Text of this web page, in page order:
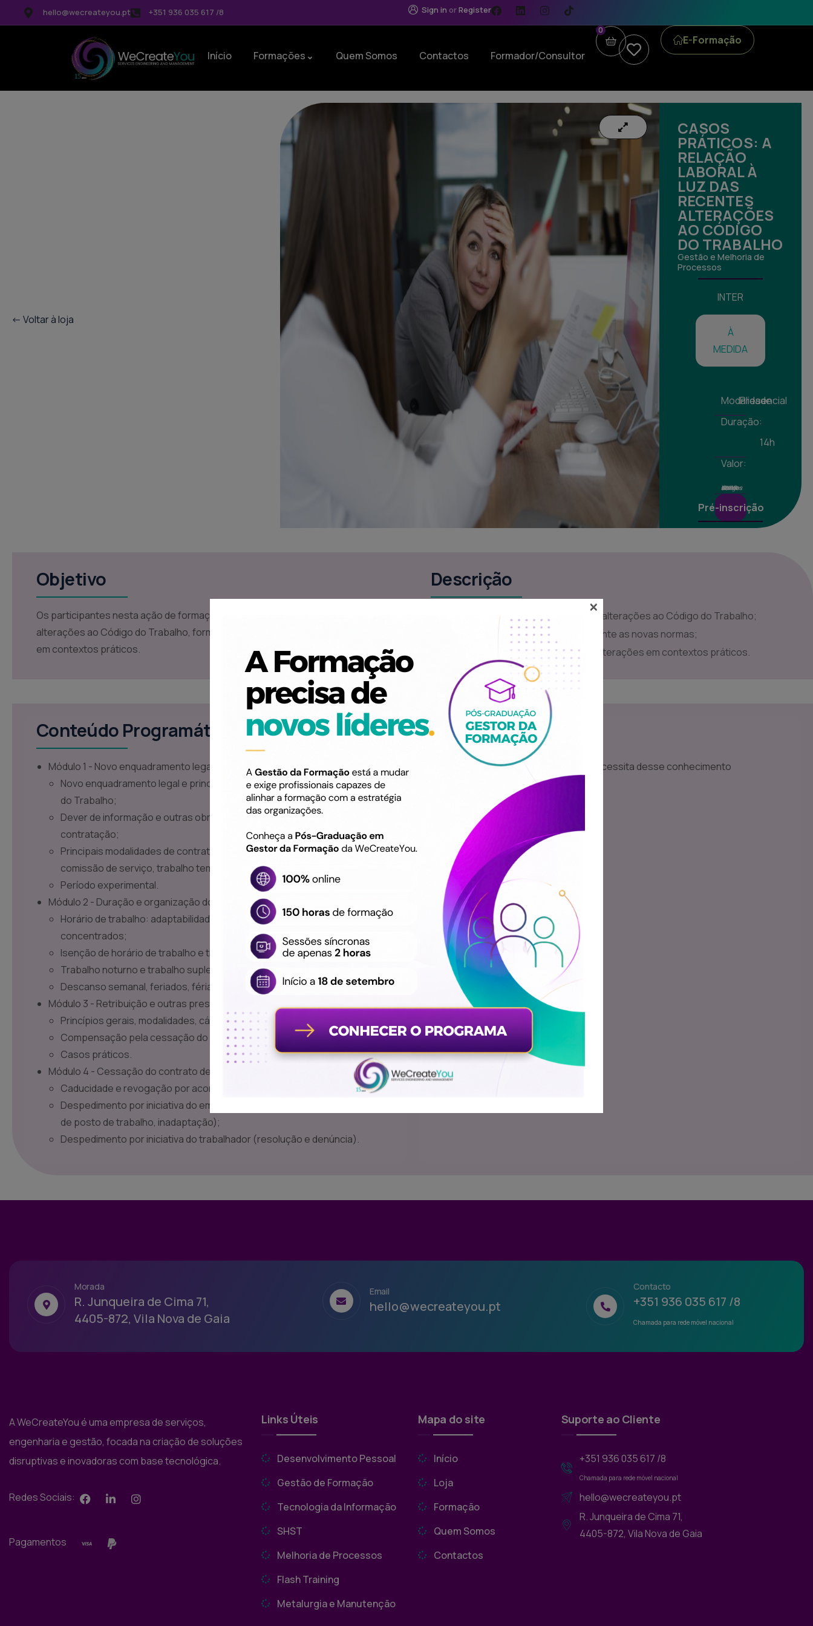
hello@wecreateyou.pt +351 936 035 617 /8 Sign in orRegister
Início Formações Quem Somos Contactos Formador/Consultor
0
E-Formação
<- Voltar à loja
CASOS
PRÁTICOS: A
RELAÇÃO
LABORAL À
LUZ DAS
RECENTES
ALTERAÇÕES
AO CÓDIGO
DO TRABALHO
Gestão e Melhoria de
Processos
INTER
À
MEDIDA
Modalidade:
Presencial
Duração:
14h
Valor:
Valores isentos de IVA ao abrigo do art. 9º do CIVA
Pré-inscrição
Objetivo
Os participantes nesta ação de formação tomarão conhecimento das recentes
alterações ao Código do Trabalho, formas de proceder e qual a sua aplicabilidade
em contextos práticos.
Descrição
Tomar conhecimento das recentes alterações ao Código do Trabalho;
Identificar formas de proceder perante as novas normas;
Compreender a aplicabilidade das alterações em contextos práticos.
Conteúdo Programático
Módulo 1 - Novo enquadramento legal e constituição da relação de trabalho:
Novo enquadramento legal e principais alterações introduzidas ao Código
do Trabalho;
Dever de informação e outras obrigações do empregador no momento da
contratação;
Principais modalidades de contrato de trabalho (termo, tempo parcial,
comissão de serviço, trabalho temporário);
Período experimental.
Módulo 2 - Duração e organização dos tempos de trabalho:
Horário de trabalho: adaptabilidade, banco de horas e horários
concentrados;
Isenção de horário de trabalho e trabalho por turnos;
Trabalho noturno e trabalho suplementar;
Descanso semanal, feriados, férias e faltas.
Módulo 3 - Retribuição e outras prestações patrimoniais:
Princípios gerais, modalidades, cálculo e descontos legais;
Compensação pela cessação do contrato de trabalho;
Casos práticos.
Módulo 4 - Cessação do contrato de trabalho:
Caducidade e revogação por acordo;
Despedimento por iniciativa do empregador (justa causa, coletivo, extinção
de posto de trabalho, inadaptação);
Despedimento por iniciativa do trabalhador (resolução e denúncia).
Destinatários
Formação destinada ao público que necessita desse conhecimento
Morada
R. Junqueira de Cima 71,
4405-872, Vila Nova de Gaia
Email
hello@wecreateyou.pt
Contacto
+351 936 035 617 /8
Chamada para rede móvel nacional
A WeCreateYou é uma empresa de serviços,
engenharia e gestão, focada na criação de soluções
disruptivas e inovadoras com base tecnológica.
Redes Sociais:
Pagamentos
Links Úteis
Desenvolvimento Pessoal
Gestão de Formação
Tecnologia da Informação
SHST
Melhoria de Processos
Flash Training
Metalurgia e Manutenção
Mapa do site
Início
Loja
Formação
Quem Somos
Contactos
Suporte ao Cliente
+351 936 035 617 /8
Chamada para rede móvel nacional
hello@wecreateyou.pt
R. Junqueira de Cima 71,
4405-872, Vila Nova de Gaia
×